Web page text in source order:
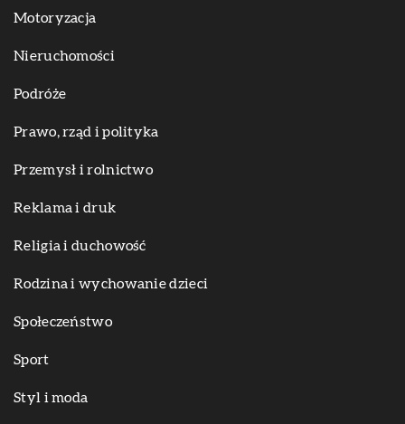
Motoryzacja
Nieruchomości
Podróże
Prawo, rząd i polityka
Przemysł i rolnictwo
Reklama i druk
Religia i duchowość
Rodzina i wychowanie dzieci
Społeczeństwo
Sport
Styl i moda